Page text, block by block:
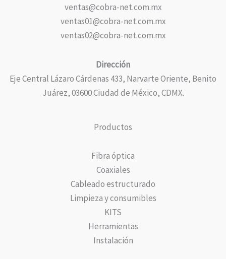
ventas@cobra-net.com.mx
ventas01@cobra-net.com.mx
ventas02@cobra-net.com.mx
Dirección
Eje Central Lázaro Cárdenas 433, Narvarte Oriente, Benito
Juárez, 03600 Ciudad de México, CDMX.
Productos
Fibra óptica
Coaxiales
Cableado estructurado
Limpieza y consumibles
KITS
Herramientas
Instalación